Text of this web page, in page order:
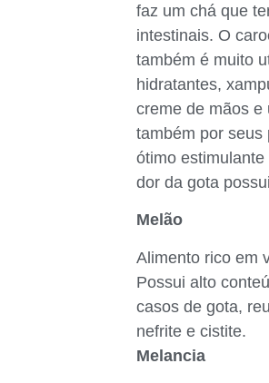
faz um chá que
intestinais. O
também é muito
hidratantes,
creme de mãos e
também por seus
ótimo
dor da gota
Melão
Alimento rico em
Possui alto
casos de gota,
nefrite e cistite.
Melancia